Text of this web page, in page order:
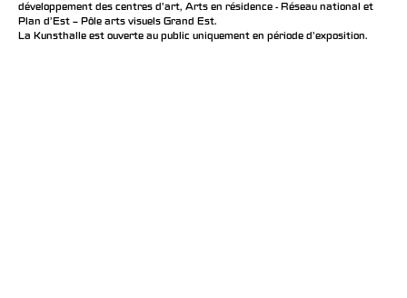
développement des centres d'art, Arts en résidence - Réseau national et
Plan d’Est – Pôle arts visuels Grand Est.
La Kunsthalle est ouverte au public uniquement en période d'exposition.